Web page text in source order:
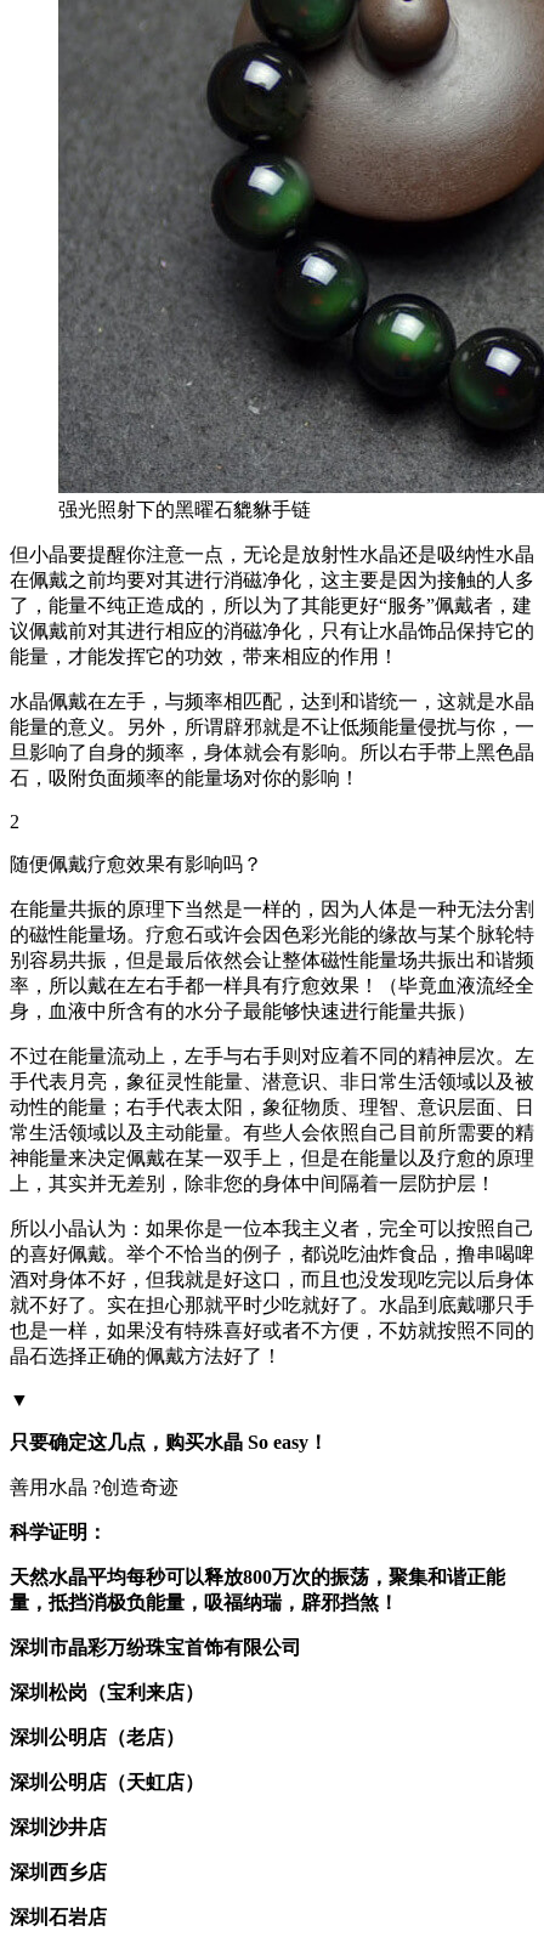
强光照射下的黑曜石貔貅手链
但小晶要提醒你注意一点，无论是放射性水晶还是吸纳性水晶
在佩戴之前均要对其进行消磁净化，这主要是因为接触的人多
了，能量不纯正造成的，所以为了其能更好“服务”佩戴者，建
议佩戴前对其进行相应的消磁净化，只有让水晶饰品保持它的
能量，才能发挥它的功效，带来相应的作用！
水晶佩戴在左手，与频率相匹配，达到和谐统一，这就是水晶
能量的意义。另外，所谓辟邪就是不让低频能量侵扰与你，一
旦影响了自身的频率，身体就会有影响。所以右手带上黑色晶
石，吸附负面频率的能量场对你的影响！
2
随便佩戴疗愈效果有影响吗？
在能量共振的原理下当然是一样的，因为人体是一种无法分割
的磁性能量场。疗愈石或许会因色彩光能的缘故与某个脉轮特
别容易共振，但是最后依然会让整体磁性能量场共振出和谐频
率，所以戴在左右手都一样具有疗愈效果！（毕竟血液流经全
身，血液中所含有的水分子最能够快速进行能量共振）
不过在能量流动上，左手与右手则对应着不同的精神层次。左
手代表月亮，象征灵性能量、潜意识、非日常生活领域以及被
动性的能量；右手代表太阳，象征物质、理智、意识层面、日
常生活领域以及主动能量。有些人会依照自己目前所需要的精
神能量来决定佩戴在某一双手上，但是在能量以及疗愈的原理
上，其实并无差别，除非您的身体中间隔着一层防护层！
所以小晶认为：如果你是一位本我主义者，完全可以按照自己
的喜好佩戴。举个不恰当的例子，都说吃油炸食品，撸串喝啤
酒对身体不好，但我就是好这口，而且也没发现吃完以后身体
就不好了。实在担心那就平时少吃就好了。水晶到底戴哪只手
也是一样，如果没有特殊喜好或者不方便，不妨就按照不同的
晶石选择正确的佩戴方法好了！
▼
只要确定这几点，购买水晶 So easy！
善用水晶 ?创造奇迹
科学证明：
天然水晶平均每秒可以释放800万次的振荡，聚集和谐正能
量，抵挡消极负能量，吸福纳瑞，辟邪挡煞！
深圳市晶彩万纷珠宝首饰有限公司
深圳松岗（宝利来店）
深圳公明店（老店）
深圳公明店（天虹店）
深圳沙井店
深圳西乡店
深圳石岩店